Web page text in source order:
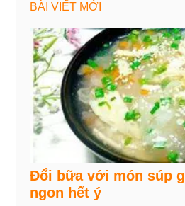
BÀI VIẾT MỚI
Đổi bữa với món súp
ngon hết ý